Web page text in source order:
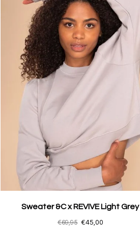
Sweater &C x REVIVE Light Grey
€69,95 €45,00